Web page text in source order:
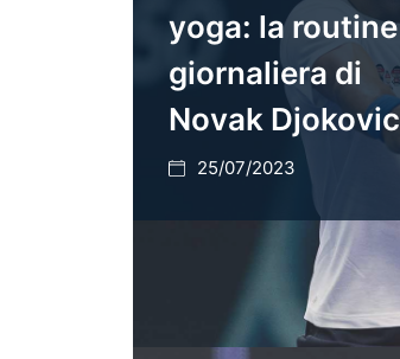
yoga: la routine
giornaliera di
Novak Djokovic
25/07/2023